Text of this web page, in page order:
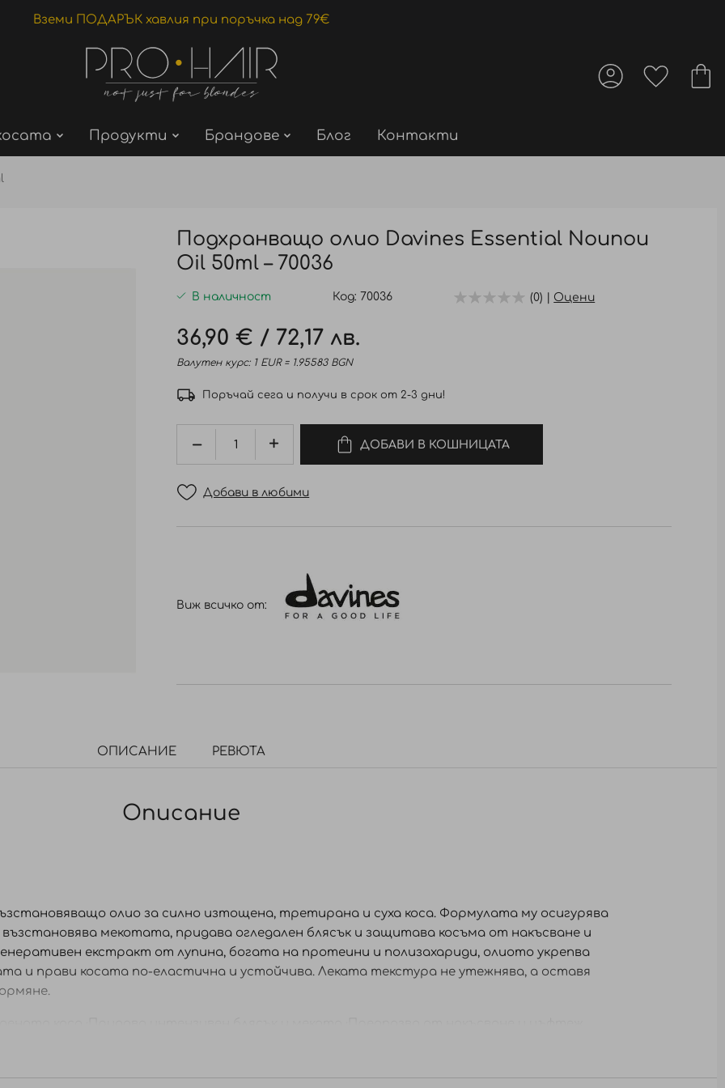
Вземи ПОДАРЪК хавлия при поръчка над 79€
Продукти Брандове Блог Контакти
Подхранващо олио Davines Essential Nounou
Oil 50ml – 70036
В наличност Код 70036 (0) | Оцени
36,90 € / 72,17 лв.
Валутен курс: 1 EUR = 1.95583 BGN
Поръчай сега и получи в срок от 2-3 дни!
ДОБАВИ В КОШНИЦАТА
Добави в любими
Виж всичко от:
ОПИСАНИЕ РЕВЮТА
Описание
олио за силно изтощена, третирана и суха коса. Формулата му осигурява
мекотата, придава огледален блясък и защитава косъма от накъсване и
екстракт от лупина, богата на протеини и полизахариди, олиото укрепва
и прави косата по-еластична и устойчива. Леката текстура не утежнява, а оставя
и улеснява оформянето ·Не омазнява и не утежнява косата
върху влажна или суха коса по дължините и краищата. Не изплаквайте. Оформете по